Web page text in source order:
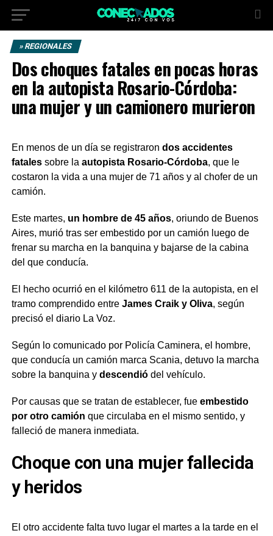
» REGIONALES
Dos choques fatales en pocas horas
en la autopista Rosario-Córdoba:
una mujer y un camionero murieron
En menos de un día se registraron dos accidentes
fatalessobre la autopista Rosario-Córdoba, que le
costaron la vida a una mujer de 71 años y al chofer de un
camión.
Este martes, un hombre de 45 años, oriundo de Buenos
Aires, murió tras ser embestido por un camión luego de
frenar su marcha en la banquina y bajarse de la cabina
del que conducía.
El hecho ocurrió en el kilómetro 611 de la autopista, en el
tramo comprendido entre James Craik y Oliva, según
precisó el diario La Voz.
Según lo comunicado por Policía Caminera, el hombre,
que conducía un camión marca Scania, detuvo la marcha
sobre la banquina y descendiódel vehículo.
Por causas que se tratan de establecer, fue embestido
por otro camión que circulaba en el mismo sentido, y
falleció de manera inmediata.
Choque con una mujer fallecida
y heridos
El otro accidente falta tuvo lugar el martes a la tarde en el